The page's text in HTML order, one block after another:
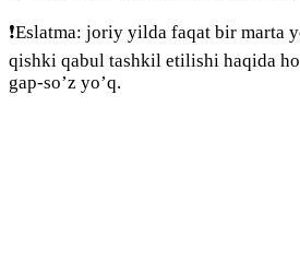
❗️Eslatma: joriy yilda faqat bir marta
qishki qabul tashkil etilishi haqida
gap-so’z yo’q.